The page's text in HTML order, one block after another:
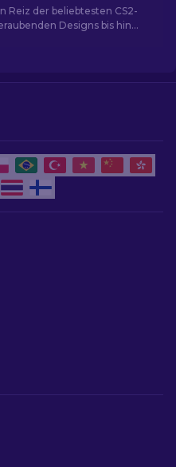
Reiz der beliebtesten CS2-
Designs bis hin